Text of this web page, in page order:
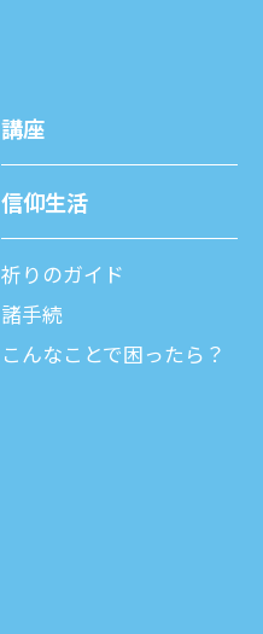
講座
信仰⽣活
祈りのガイド
諸⼿続
こんなことで困ったら？